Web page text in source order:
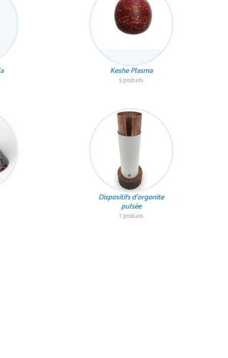
Keshe Plasma
5 produits
Dispositifs d'orgonite
pulsée
7 produits